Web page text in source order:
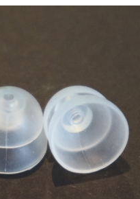
IX
Domes
hoortoestel van Signia.